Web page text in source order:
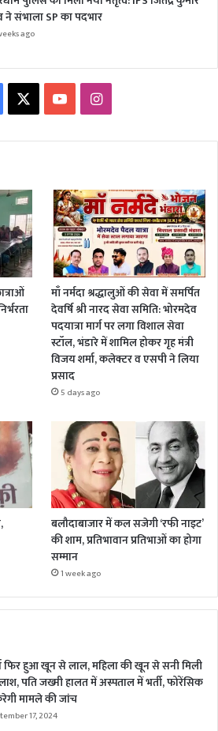
ने संभाला SP का पदभार
ago
YouTubeInstagram
माँ नर्मदा श्रद्धालुओं की सेवा में समर्पित
देवर्षि श्री नारद सेवा समिति: भोरमदेव
पदयात्रा मार्ग पर लगा विशाल सेवा
स्टॉल, भंडारे में शामिल होकर गृह मंत्री
विजय शर्मा, कलेक्टर व एसपी ने लिया
प्रसाद
5 days ago
बलौदाबाजार में कल सजेगी ‘रफी नाइट’
की शाम, प्रतिभावान प्रतिभाओं का होगा
सम्मान
1 week ago
फिर हुआ खून से लाल, महिला की खून से सनी मिली
पति जख्मी हालत में अस्पताल में भर्ती, फोरेंसिक
मामले की जांच
17, 2024